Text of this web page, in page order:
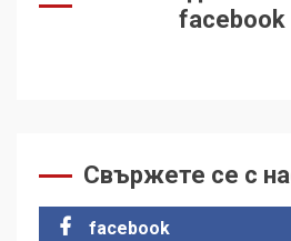
facebook
Свържете се с
facebook